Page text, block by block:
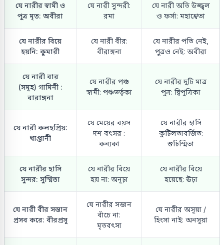
যে নারীর স্বামী ও
পুত্র মৃত: অবীরা
যে নারী সুন্দরী:
রমা
যে নারী অতি উজ্জ্বল
ও ফর্সা: মহাশ্বেতা
যে নারীর বিয়ে
হয়নি: কুমারী
যে নারী বীর:
বীরাঙ্গনা
যে নারীর পতি নেই,
পুত্রও নেই: অবীরা
যে নারী বার
(সমূহ) গামিনী :
বারাঙ্গনা
যে নারীর পঞ্চ
স্বামী: পঞ্চভর্তৃকা
যে নারীর দুটি মাত্র
পুত্র: দ্বিপুত্রিকা
যে নারী কলহপ্রিয়:
খাপ্তানী
যে মেয়ের বয়স
দশ বৎসর :
কন্যকা
যে নারীর হাসি
কুটিলতাবর্জিত:
শুচিস্মিতা
যে নারীর হাসি
সুন্দর: সুস্মিতা
যে নারীর বিয়ে
হয় না: অনূঢ়া
যে নারীর বিয়ে
হয়েছে: ঊঢ়া
যে নারী বীর সন্তান
প্রসব করে: বীরপ্রসূ
যে নারীর সন্তান
বাঁচে না:
মৃতবৎসা
যে নারীর অসূয়া /
হিংসা নাই: অনসূয়া